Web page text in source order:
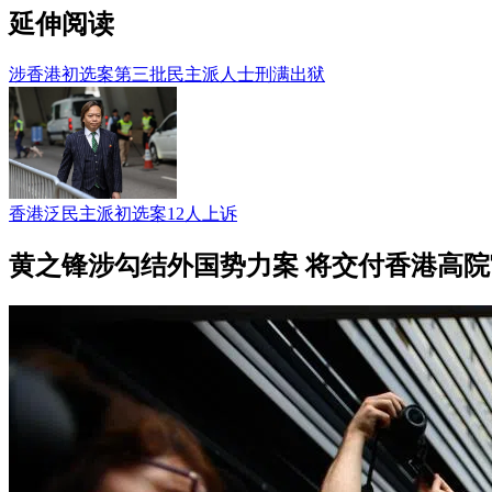
延伸阅读
涉香港初选案第三批民主派人士刑满出狱
香港泛民主派初选案12人上诉
黄之锋涉勾结外国势力案 将交付香港高